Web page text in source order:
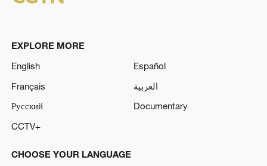
EXPLORE MORE
English
Español
Français
العربية
Русский
Documentary
CCTV+
CHOOSE YOUR LANGUAGE